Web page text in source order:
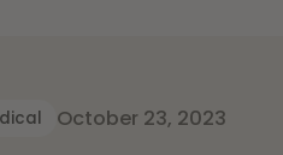
October 23, 2023